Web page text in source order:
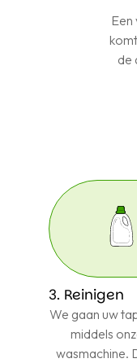
Een
de
3. Reinigen
We gaan uw
middels
wasmachine.